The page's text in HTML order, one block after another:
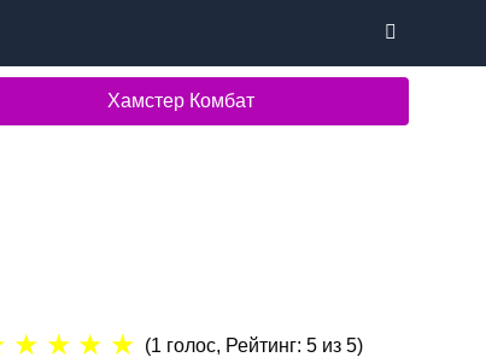
Хамстер Комбат
★ ★ ★ ★ (1 голос, Рейтинг: 5из 5)